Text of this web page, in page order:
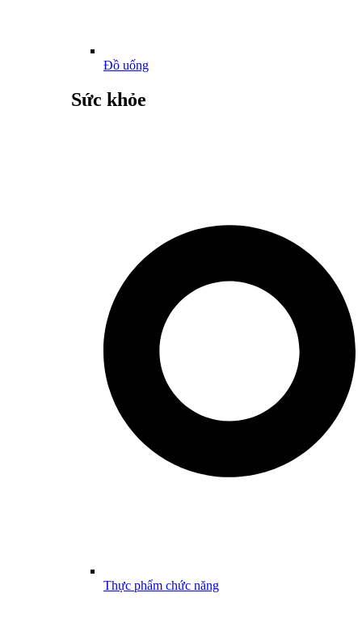
Đồ uống
Sức khỏe
Thực phẩm chức năng